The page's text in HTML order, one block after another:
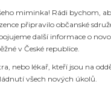
miminka! Rádi
připravilo občanské
další informace o
v České republice.
nebo lékař, kteří jsou na
všech nových úkolů.